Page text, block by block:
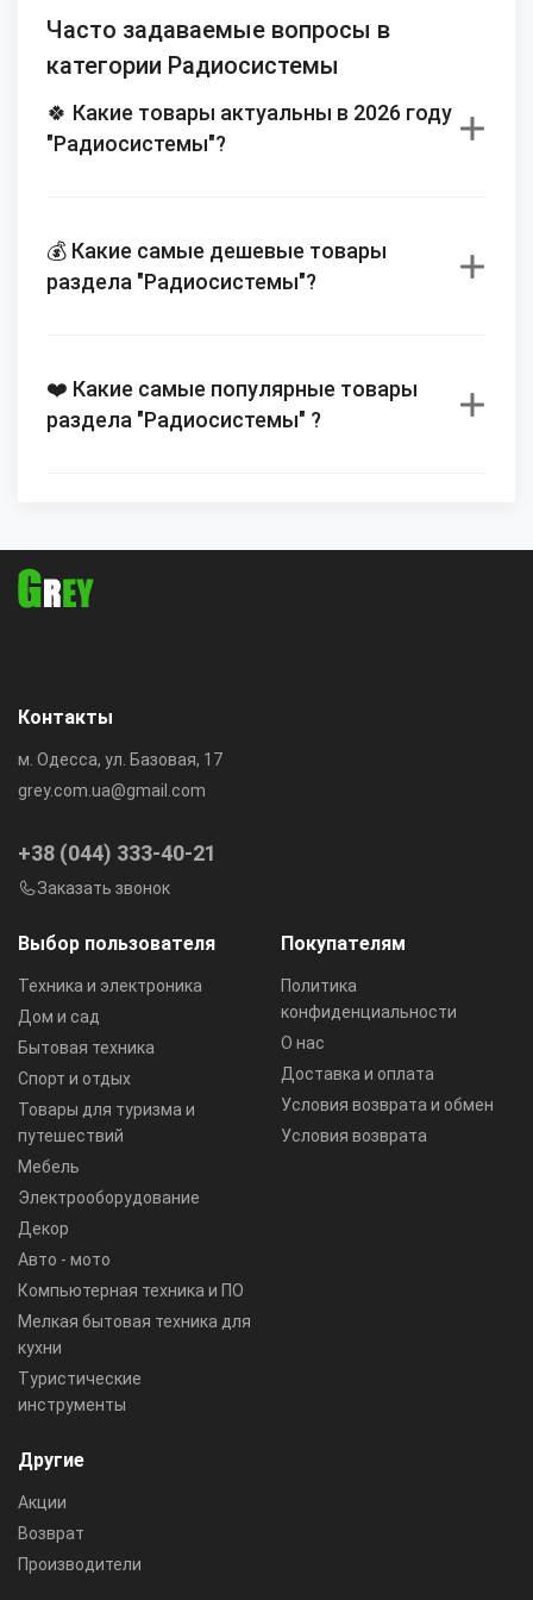
Часто задаваемые вопросы в
категории Радиосистемы
🍀 Какие товары актуальны в 2026 году
"Радиосистемы"?
💰 Какие самые дешевые товары
раздела "Радиосистемы"?
❤️ Какие самые популярные товары
раздела "Радиосистемы" ?
Выбор пользователя
Техника и электроника
Дом и сад
Бытовая техника
Спорт и отдых
Товары для туризма и
путешествий
Мебель
Электрооборудование
Декор
Авто - мото
Компьютерная техника и ПО
Мелкая бытовая техника для
кухни
Туристические
инструменты
Покупателям
Политика
конфиденциальности
О нас
Доставка и оплата
Условия возврата и обмен
Условия возврата
Другие
Акции
Возврат
Производители
Контакты
м. Одесса, ул. Базовая, 17
grey.com.ua@gmail.com
+38 (044) 333-40-21
Заказать звонок